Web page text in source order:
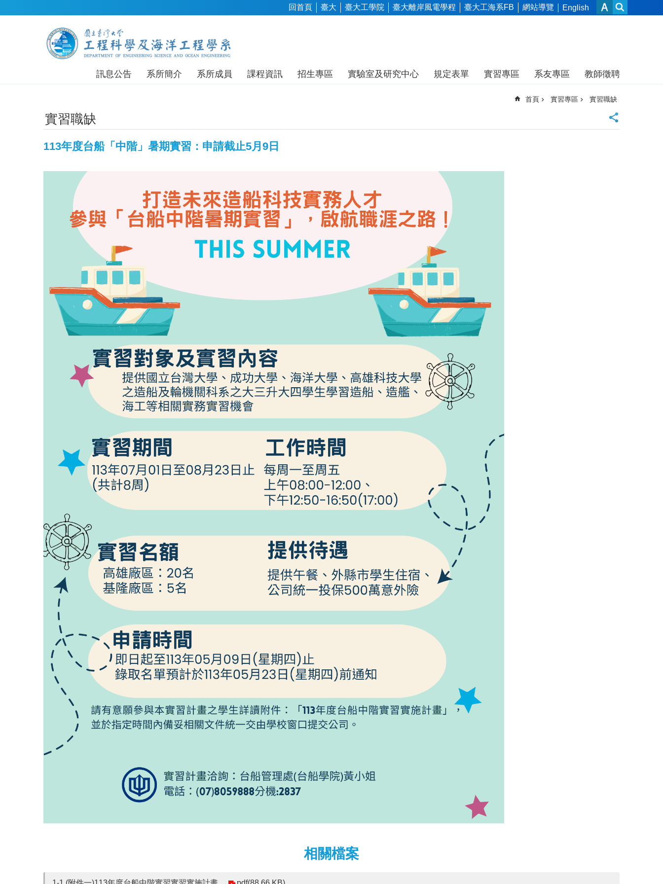
回首頁 臺大 臺大工學院 臺大離岸風電學程 臺大工海系FB 網站導覽 English
訊息公告 系所簡介 系所成員 課程資訊 招生專區 實驗室及研究中心 規定表單 實習專區 系友專區 教師徵聘
首頁 實習專區 實習職缺
實習職缺
113年度台船「中階」暑期實習：申請截止5月9日
相關檔案